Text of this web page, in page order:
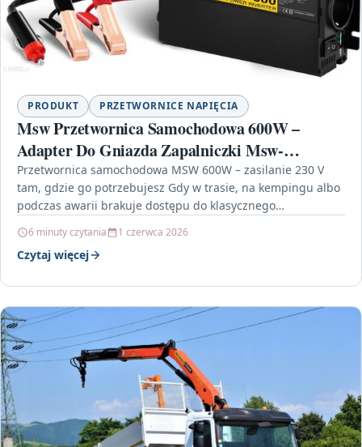
PRODUKT PRZETWORNICE NAPIĘCIA
Msw Przetwornica Samochodowa 600W –
Adapter Do Gniazda Zapalniczki Msw-
Cpi600Ms
Przetwornica samochodowa MSW 600W – zasilanie 230 V
tam, gdzie go potrzebujesz Gdy w trasie, na kempingu albo
podczas awarii brakuje dostępu do klasycznego…
6 minuty czytania 1 czerwca 2026
Czytaj więcej